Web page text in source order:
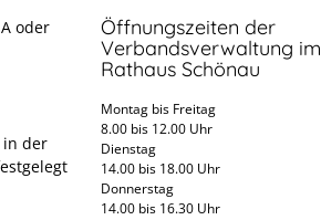
oder
in der
Öffnungszeiten der
Verbandsverwaltung im
Rathaus Schönau
Montag bis Freitag
8.00 bis 12.00 Uhr
Dienstag
14.00 bis 18.00 Uhr
Donnerstag
14.00 bis 16.30 Uhr